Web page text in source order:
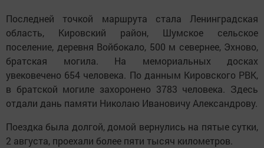
Последней точкой маршрута стала Ленинградская
область, Кировский район, Шумское сельское
поселение, деревня Войбокало, 500 м севернее, Эхново,
братская могила. На мемориальных досках
увековечено 654 человека. По данным Кировского РВК,
в братской могиле захоронено 3783 человека. Здесь
отдали дань памяти Николаю Ивановичу Александрову.
Поездка была долгой, домой вернулись на пятые сутки,
2 августа, проехали более пяти тысяч километров.